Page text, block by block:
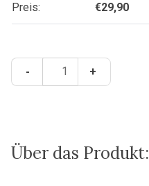
Preis: €29,90
-
Dom
Menge
+
Über das Produkt: